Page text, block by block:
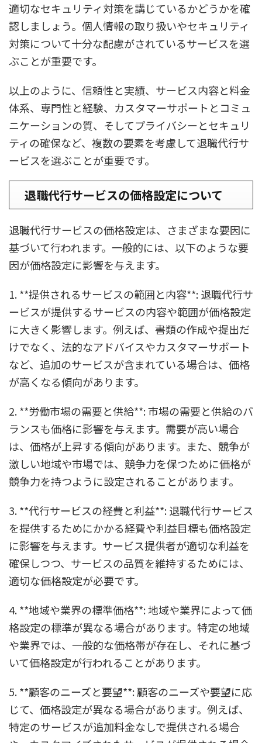
適切なセキュリティ対策を講じているかどうかを確
認しましょう。個人情報の取り扱いやセキュリティ
対策について十分な配慮がされているサービスを選
ぶことが重要です。
以上のように、信頼性と実績、サービス内容と料金
体系、専門性と経験、カスタマーサポートとコミュ
ニケーションの質、そしてプライバシーとセキュリ
ティの確保など、複数の要素を考慮して退職代行サ
ービスを選ぶことが重要です。
退職代行サービスの価格設定について
退職代行サービスの価格設定は、さまざまな要因に
基づいて行われます。一般的には、以下のような要
因が価格設定に影響を与えます。
1. **提供されるサービスの範囲と内容**: 退職代行サ
ービスが提供するサービスの内容や範囲が価格設定
に大きく影響します。例えば、書類の作成や提出だ
けでなく、法的なアドバイスやカスタマーサポート
など、追加のサービスが含まれている場合は、価格
が高くなる傾向があります。
2. **労働市場の需要と供給**: 市場の需要と供給のバ
ランスも価格に影響を与えます。需要が高い場合
は、価格が上昇する傾向があります。また、競争が
激しい地域や市場では、競争力を保つために価格が
競争力を持つように設定されることがあります。
3. **代行サービスの経費と利益**: 退職代行サービス
を提供するためにかかる経費や利益目標も価格設定
に影響を与えます。サービス提供者が適切な利益を
確保しつつ、サービスの品質を維持するためには、
適切な価格設定が必要です。
4. **地域や業界の標準価格**: 地域や業界によって価
格設定の標準が異なる場合があります。特定の地域
や業界では、一般的な価格帯が存在し、それに基づ
いて価格設定が行われることがあります。
5. **顧客のニーズと要望**: 顧客のニーズや要望に応
じて、価格設定が異なる場合があります。例えば、
特定のサービスが追加料金なしで提供される場合